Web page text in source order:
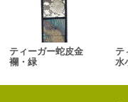
ティーガー蛇皮金
襴・緑
テ
水